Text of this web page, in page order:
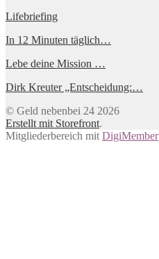
Lifebriefing
In 12 Minuten täglich…
Lebe deine Mission …
Dirk Kreuter „Entscheidung:…
© Geld nebenbei 24 2026
Erstellt mit Storefront.
Mitgliederbereich mit DigiMember